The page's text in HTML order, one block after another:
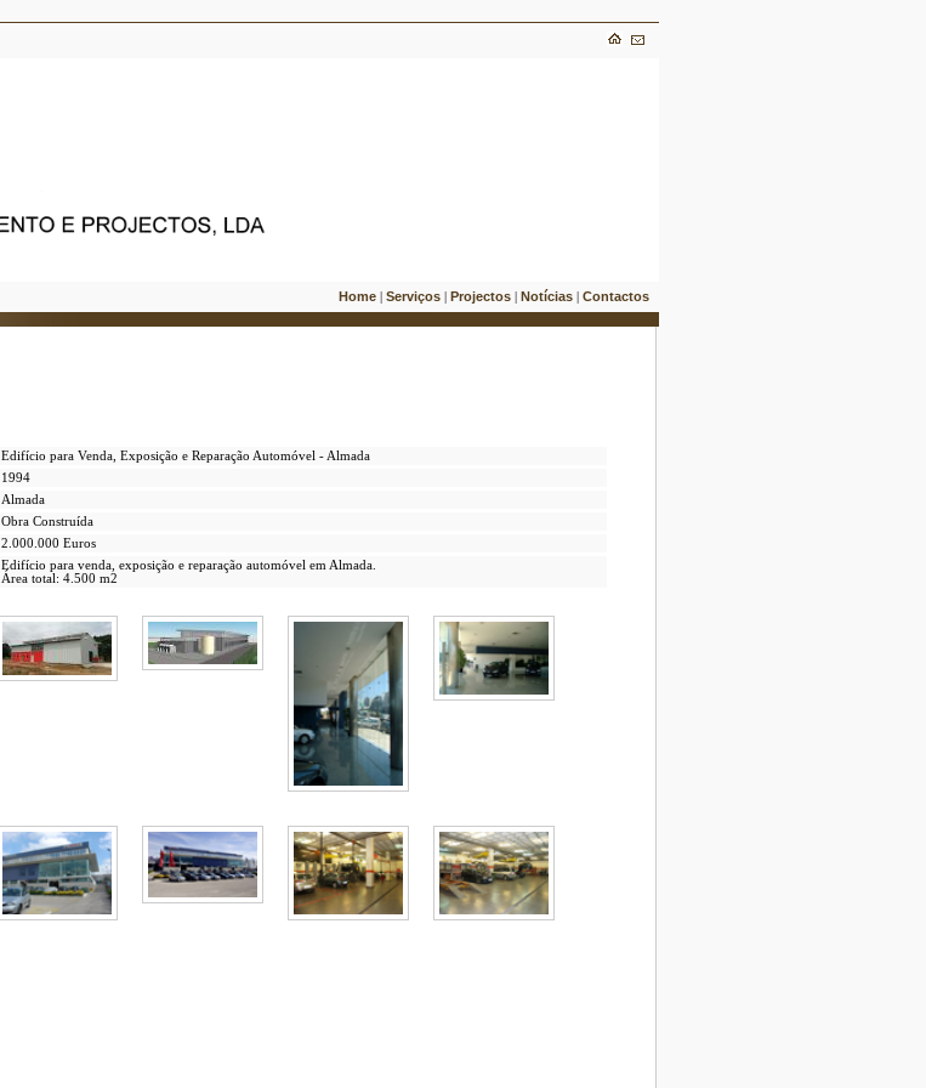
Home Serviços Projectos Notícias Contactos
Edifício para Venda, Exposição e Reparação Automóvel - Almada
1994
Almada
Obra Construída
2.000.000 Euros
Edifício para venda, exposição e reparação automóvel em Almada.
Área total: 4.500 m2